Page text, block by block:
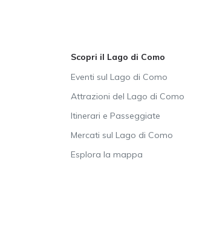
Scopri il Lago di Como
Eventi sul Lago di Como
Attrazioni del Lago di Como
Itinerari e Passeggiate
Mercati sul Lago di Como
Esplora la mappa